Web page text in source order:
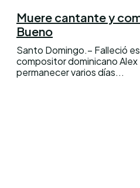
Muere cantante y
Bueno
Santo Domingo.– Falleció
compositor dominicano
permanecer varios días...